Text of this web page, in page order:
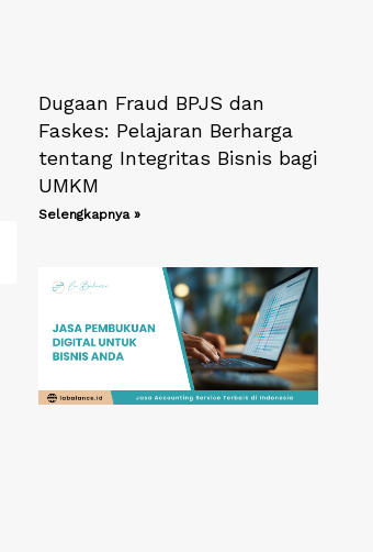
Dugaan Fraud BPJS dan
Faskes: Pelajaran Berharga
tentang Integritas Bisnis bagi
UMKM
Selengkapnya »